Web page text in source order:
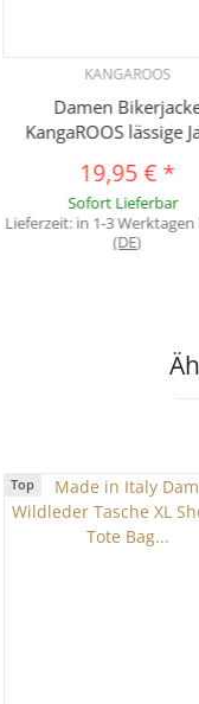
KANGAROOS
Damen
KangaROOS lässige
FRÜHLING SOMMER
Kurz Fashion Khaki
19,95 € *
Sofort Lieferbar
Lieferzeit: in 1-3
(DE)
Top